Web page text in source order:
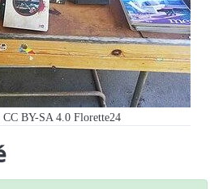
BY-SA 4.0 Florette24